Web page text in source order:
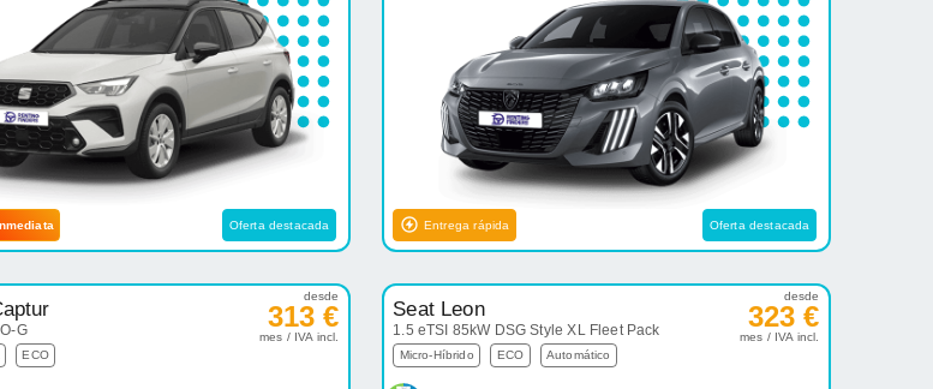
Oferta destacada Entrega rápida Oferta destacada
G
ECO
desde
313 €
mes / IVA incl.
Seat Leon
1.5 eTSI 85kW DSG Style XL Fleet Pack
Micro-Híbrido ECO Automático
desde
323 €
mes / IVA incl.